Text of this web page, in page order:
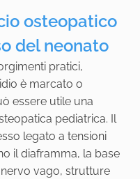
osteopatico
del neonato
pratici,
è marcato o
essere utile una
pediatrica. Il
legato a tensioni
il diaframma, la base
vago, strutture